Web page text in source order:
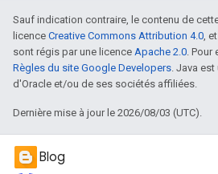
Sauf indication contraire, le contenu de
licence Creative Commons Attribution 4.0,
sont régis par une licence Apache 2.0. Pour
Règles du site Google Developers. Java
d'Oracle et/ou de ses sociétés affiliées.
Dernière mise à jour le 2026/08/03 (UTC).
Blog